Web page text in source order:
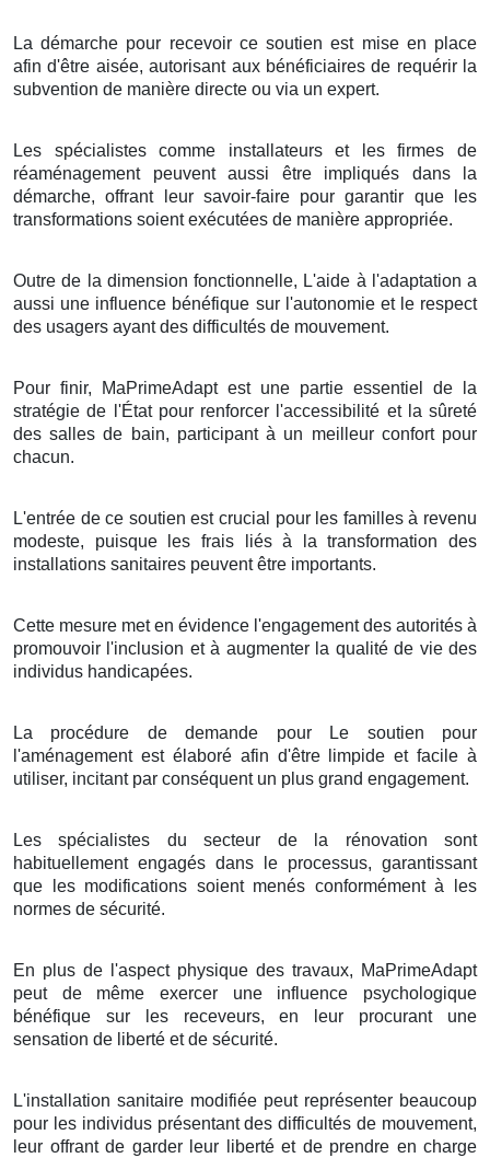
La démarche pour recevoir ce soutien est mise en place
afin d'être aisée, autorisant aux bénéficiaires de requérir la
subvention de manière directe ou via un expert.
Les spécialistes comme installateurs et les firmes de
réaménagement peuvent aussi être impliqués dans la
démarche, offrant leur savoir-faire pour garantir que les
transformations soient exécutées de manière appropriée.
Outre de la dimension fonctionnelle, L'aide à l'adaptation a
aussi une influence bénéfique sur l'autonomie et le respect
des usagers ayant des difficultés de mouvement.
Pour finir, MaPrimeAdapt est une partie essentiel de la
stratégie de l'État pour renforcer l'accessibilité et la sûreté
des salles de bain, participant à un meilleur confort pour
chacun.
L'entrée de ce soutien est crucial pour les familles à revenu
modeste, puisque les frais liés à la transformation des
installations sanitaires peuvent être importants.
Cette mesure met en évidence l'engagement des autorités à
promouvoir l'inclusion et à augmenter la qualité de vie des
individus handicapées.
La procédure de demande pour Le soutien pour
l'aménagement est élaboré afin d'être limpide et facile à
utiliser, incitant par conséquent un plus grand engagement.
Les spécialistes du secteur de la rénovation sont
habituellement engagés dans le processus, garantissant
que les modifications soient menés conformément à les
normes de sécurité.
En plus de l'aspect physique des travaux, MaPrimeAdapt
peut de même exercer une influence psychologique
bénéfique sur les receveurs, en leur procurant une
sensation de liberté et de sécurité.
L'installation sanitaire modifiée peut représenter beaucoup
pour les individus présentant des difficultés de mouvement,
leur offrant de garder leur liberté et de prendre en charge